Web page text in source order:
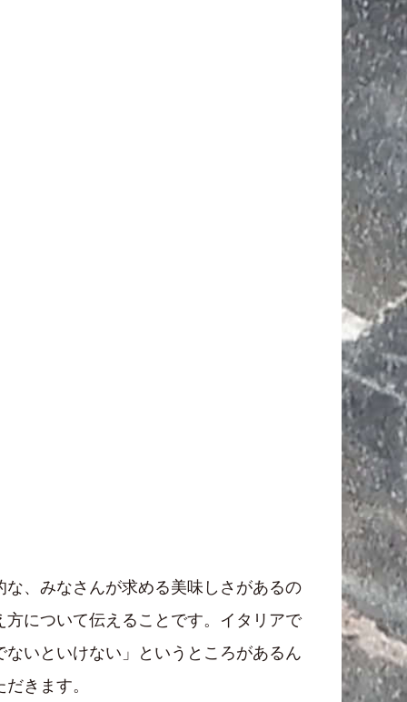
、みなさんが求める美味しさがあるの
について伝えることです。イタリアで
いといけない」というところがあるん
きます。